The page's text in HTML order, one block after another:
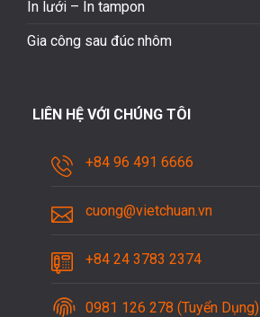
In lưới – In tampon
Gia công sau đúc nhôm
LIÊN HỆ VỚI CHÚNG TÔI
+84 96 491 6666
cuong@vietchuan.vn
+84 24 3783 2374
0981 126 278 (Tuyển Dụng)